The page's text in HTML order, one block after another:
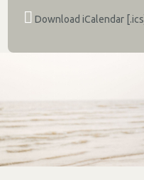
Download iCalendar [.ics]